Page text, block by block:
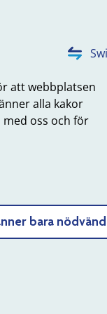
att webbplatsen
alla kakor
oss och för
bara
en person som
stämma staten i
mot staten
var medlem i
var medlem